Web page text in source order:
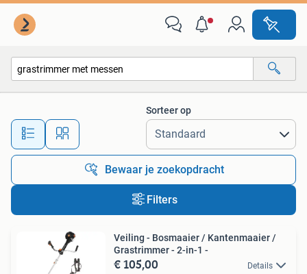
Alle afstanden…
Sorteer op
Bewaar je zoekopdracht
Filters
Veiling - Bosmaaier / Kantenmaaier /
Grastrimmer - 2-in-1 -
€ 105,00 Details